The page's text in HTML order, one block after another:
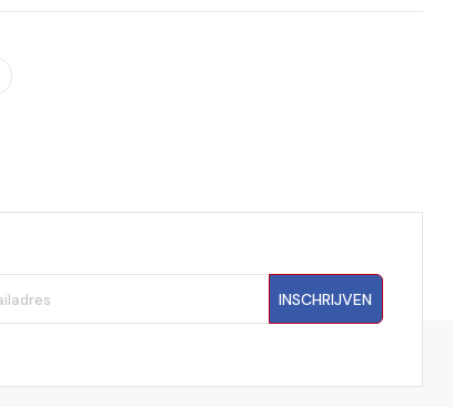
INSCHRIJVEN